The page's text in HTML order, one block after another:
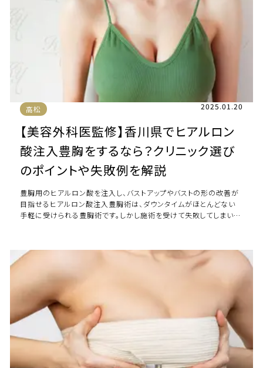
高松 2025.01.20
【美容外科医監修】香川県でヒアルロン
酸注入豊胸をするなら？クリニック選び
のポイントや失敗例を解説
豊胸用のヒアルロン酸を注入し、バストアップやバストの形の改善が
目指せるヒアルロン酸注入豊胸術は、ダウンタイムがほとんどない
手軽に受けられる豊胸術です。しかし施術を受けて失敗してしまい、